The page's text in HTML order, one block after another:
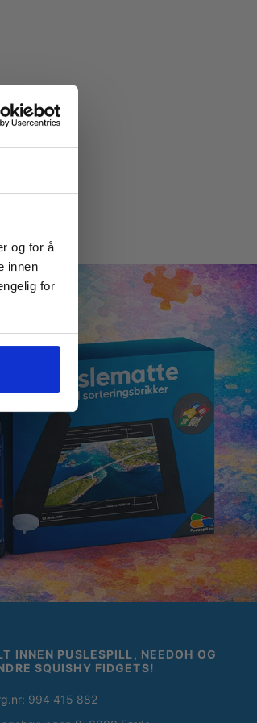
og for å
innen
for
INNEN PUSLESPILL, NEEDOH OG
SQUISHY FIDGETS!
994 415 882